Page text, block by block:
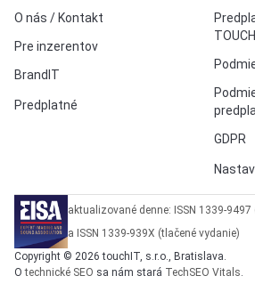
O nás / Kontakt
Pre inzerentov
BrandIT
Predplatné
GDPR
aktualizované denne: ISSN 1339-9497
a ISSN 1339-939X (tlačené vydanie)
Copyright © 2026 touchIT, s.r.o., Bratislava.
Otechnické SEO sa nám stará TechSEO Vitals.